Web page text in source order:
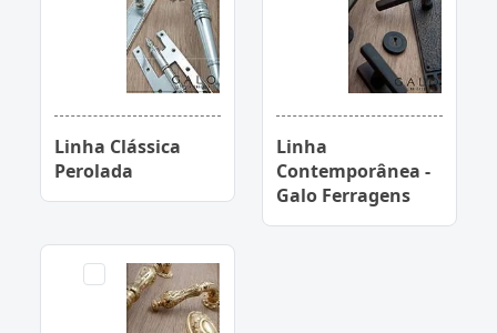
Linha Clássica
Perolada
Linha
Contemporânea -
Galo Ferragens